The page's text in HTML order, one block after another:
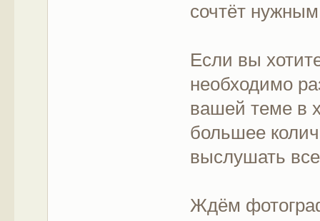
сочтёт нужным
Если вы
необходимо
вашей теме в
большее
выслушать
Ждём